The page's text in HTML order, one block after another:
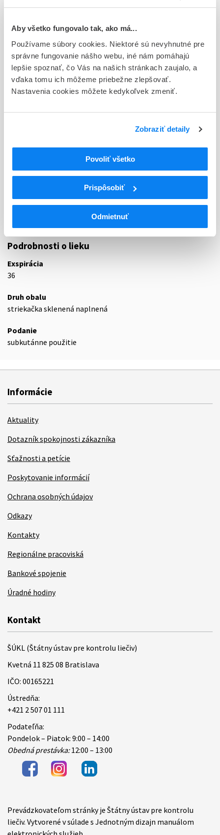
Aby všetko fungovalo tak, ako má...
Používame súbory cookies. Niektoré sú nevyhnutné pre
správne fungovanie nášho webu, iné nám pomáhajú
lepšie spoznať, čo Vás na našich stránkach zaujalo, a
vďaka tomu ich môžeme priebežne zlepšovať.
Nastavenia cookies môžete kedykoľvek zmeniť.
Zobraziť detaily
Povoliť všetko
Prispôsobiť
Odmietnuť
sol inj 6x0,4 ml/40 mg (striek.inj.napl.skl.) bez bezp.systému
Stav
D - Registrácia bez obmedzenia platnosti
Typ registračnej procedúry
Vzájomné uznávanie (mutual recognition proc.)
Držiteľ, krajina
KRV A KRVOTVORNÉ ORGÁNY
ANTITROMBOTIKÁ
B01AB
Heparíny
Enoxaparín
Podrobnosti o lieku
Exspirácia
36
Druh obalu
striekačka sklenená naplnená
Podanie
subkutánne použitie
Informácie
Aktuality
Dotazník spokojnosti zákazníka
Sťažnosti a petície
Poskytovanie informácií
Ochrana osobných údajov
Odkazy
Kontakty
Regionálne pracoviská
Bankové spojenie
Úradné hodiny
Kontakt
ŠÚKL (Štátny ústav pre kontrolu liečiv)
Kvetná 11 825 08 Bratislava
IČO: 00165221
Ústredňa:
+421 2 507 01 111
Podateľňa:
Pondelok – Piatok: 9:00 – 14:00
Obedná prestávka:12:00 – 13:00
Items
Prevádzkovateľom stránky je Štátny ústav pre kontrolu
liečiv. Vytvorené v súlade s Jednotným dizajn manuálom